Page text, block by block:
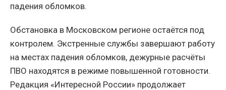
падения обломков.
Обстановка в Московском регионе остаётся под
контролем. Экстренные службы завершают работу
на местах падения обломков, дежурные расчёты
ПВО находятся в режиме повышенной готовности.
Редакция «Интересной России» продолжает